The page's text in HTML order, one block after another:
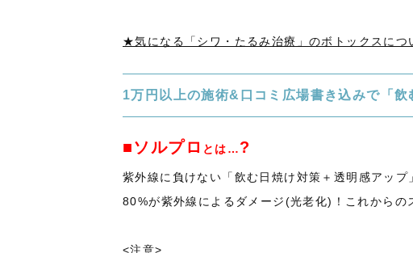
★気になる「シワ・たるみ治療」のボトックスにつ
1万円以上の施術&口コミ広場書き込みで「
■ソルプロ とは…?
紫外線に負けない「飲む日焼け対策＋透明感アップ
80%が紫外線によるダメージ(光老化)！これからの
<注意>